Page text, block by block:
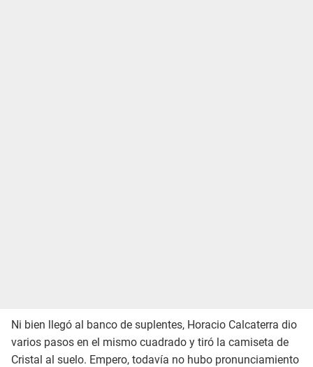
Ni bien llegó al banco de suplentes, Horacio Calcaterra dio
varios pasos en el mismo cuadrado y tiró la camiseta de
Cristal al suelo. Empero, todavía no hubo pronunciamiento